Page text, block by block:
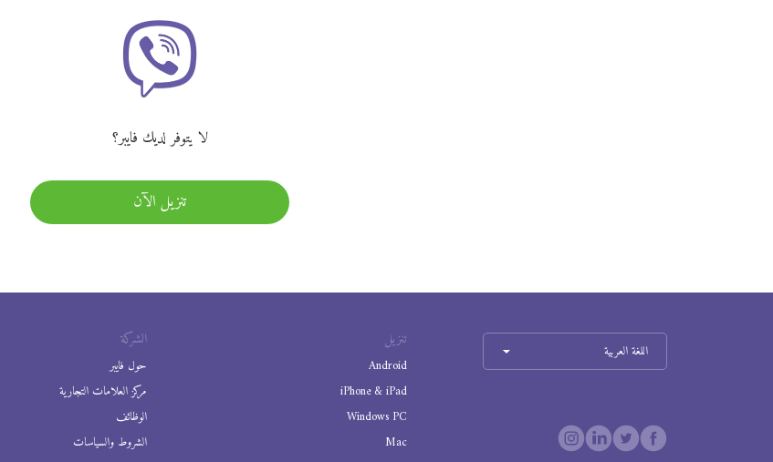
لا يتوفر لديك فايبر؟
تنزيل الآن
الشركة
حول فايبر
مركز العلامات التجارية
الوظائف
الشروط والسياسات
تنزيل
Android
iPhone & iPad
Windows PC
Mac
اللغة العربية